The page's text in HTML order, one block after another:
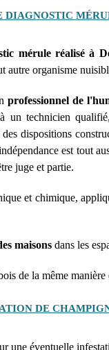
DIAGNOSTIC
mérule réalisé à
autre organisme
professionnel de
un technicien
des dispositions
est tout
juge et partie.
et chimique,
maisonsdans les
de la même
DE
une éventuelle